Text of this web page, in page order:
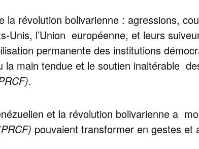
la révolution bolivarienne : agressions,
Unis, l’Union européenne, et leurs
permanente des institutions
main tendue et le soutien inaltérable
.
et la révolution bolivarienne a
pouvaient transformer en gestes et